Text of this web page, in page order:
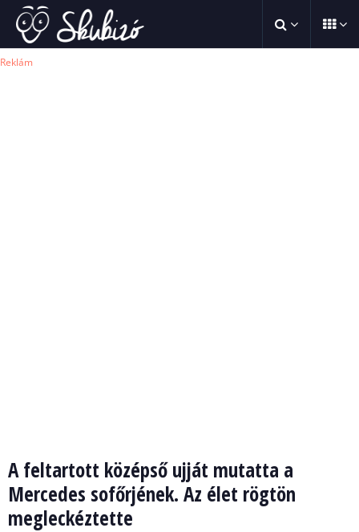
Reklám
A feltartott középső ujját mutatta a
Mercedes sofőrjének. Az élet rögtön
megleckéztette